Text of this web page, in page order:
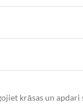
krāsas un apdari